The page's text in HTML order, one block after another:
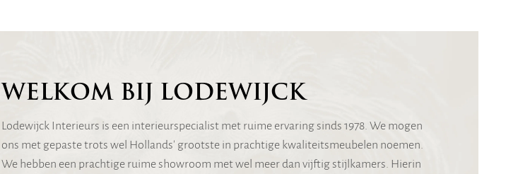
WELKOM BIJ LODEWIJCK
Lodewijck Interieurs is een interieurspecialist met ruime ervaring sinds 1978. We mogen
ons met gepaste trots wel Hollands' grootste in prachtige kwaliteitsmeubelen noemen.
We hebben een prachtige ruime showroom met wel meer dan vijftig stijlkamers. Hierin